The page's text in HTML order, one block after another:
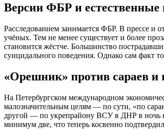
Версии ФБР и
Расследованием занимается ФБР. В прессе и
учёных. Тем не менее существует и более
становится жёстче. Большинство
суицидального поведения. Однако сам факт
«Орешник» против сараев и
На Петербургском международном
малозначительным целям — по сути, «по
другой — по укрепрайону ВСУ в ДНР в ночь
минимум две, что теперь косвенно